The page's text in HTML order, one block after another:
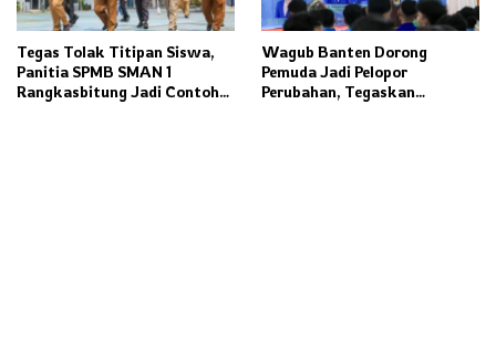
Tegas Tolak Titipan Siswa,
Panitia SPMB SMAN 1
Rangkasbitung Jadi Contoh
Wagub Banten Dorong
Pemuda Jadi Pelopor
Perubahan, Tegaskan